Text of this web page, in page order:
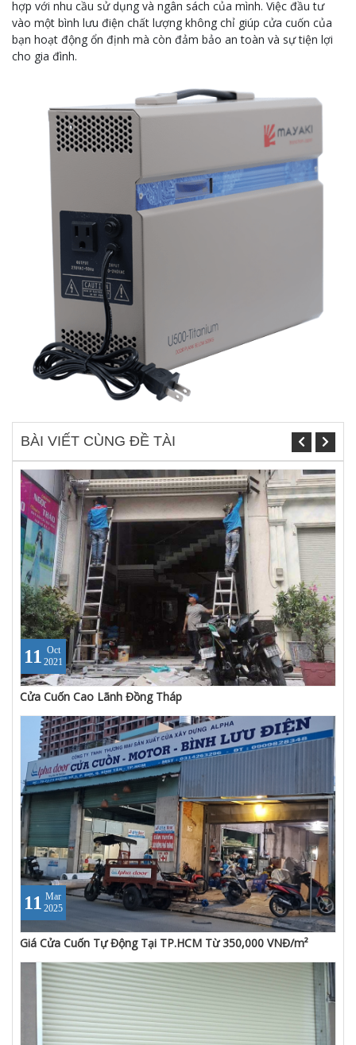
hợp với nhu cầu sử dụng và ngân sách của mình. Việc đầu tư
vào một bình lưu điện chất lượng không chỉ giúp cửa cuốn của
bạn hoạt động ổn định mà còn đảm bảo an toàn và sự tiện lợi
cho gia đình.
BÀI VIẾT CÙNG ĐỀ TÀI
11 Oct
2021
Cửa Cuốn Cao Lãnh Đồng Tháp
11 Mar
2025
Giá Cửa Cuốn Tự Động Tại TP.HCM Từ 350,000 VNĐ/m²